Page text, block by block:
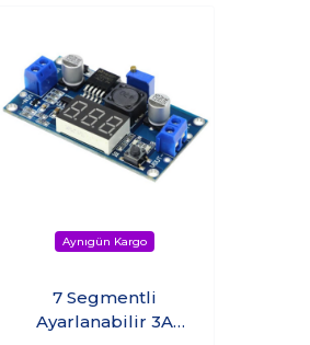
7 Segmentli
Ayarlanabilir 3A